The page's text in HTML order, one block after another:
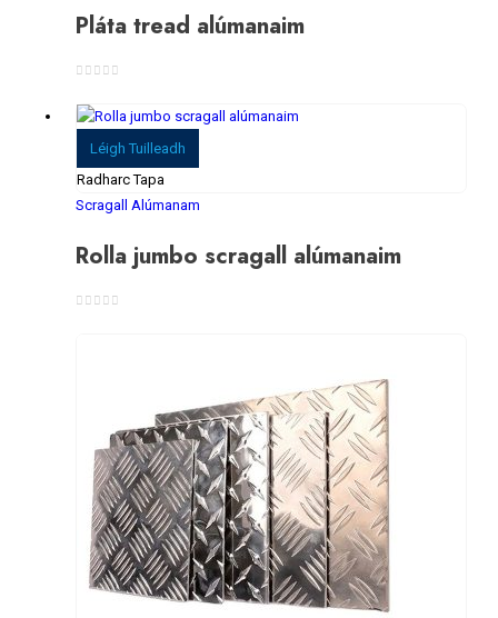
Pláta tread alúmanaim
Léigh Tuilleadh
Radharc Tapa
Scragall Alúmanam
Rolla jumbo scragall alúmanaim